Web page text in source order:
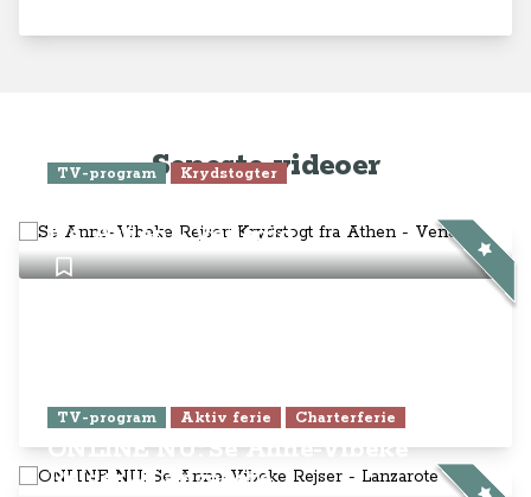
Seneste videoer
TV-program Krydstogter
fra Athen - Venedig
TV-program Aktiv ferie Charterferie
ONLINE NU: Se Anne-Vibeke
Rejser - Lanzarote